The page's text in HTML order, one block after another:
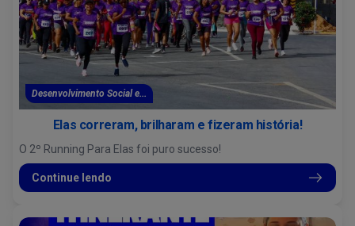
Desenvolvimento Social e...
Elas correram, brilharam e fizeram história!
O 2º Running Para Elas foi puro sucesso!
Continue lendo